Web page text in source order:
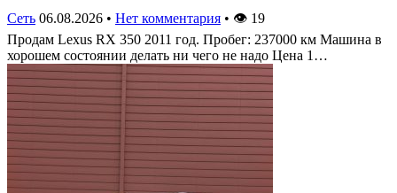
Сеть 06.08.2026 • Нет комментария • 👁 19
Продам Lexus RX 350 2011 год. Пробег: 237000 км Машина в
хорошем состоянии делать ни чего не надо Цена 1…